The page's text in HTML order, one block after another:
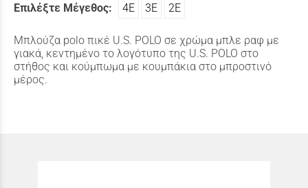
Επιλέξτε Μέγεθος: 4Ε 3Ε 2Ε
Μπλούζα polo πικέ U.S. POLO σε χρώμα μπλε ραφ με
γιακά, κεντημένο το λογότυπο της U.S. POLO στο
στήθος και κούμπωμα με κουμπάκια στο μπροστινό
μέρος.